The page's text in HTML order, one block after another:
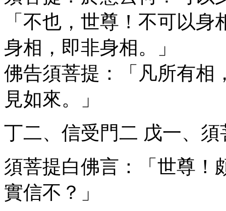
「不也，世尊！不可以
身相，即非身相。」
佛告須菩提：「凡所有相
見如來。」
丁二、信受門二 戊一、須
須菩提白佛言：「世尊！
實信不？」